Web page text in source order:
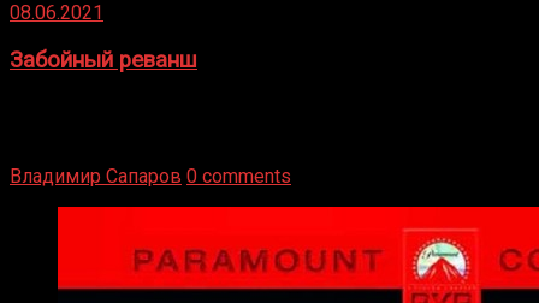
08.06.2021
Забойный реванш
Владимир Сапаров 0 comments